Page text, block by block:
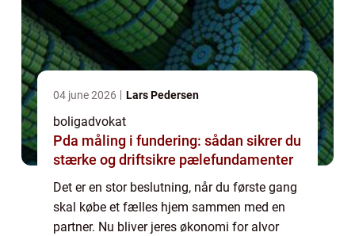
04 june 2026 Lars Pedersen
boligadvokat
Pda måling i fundering: sådan sikrer du
stærke og driftsikre pælefundamenter
Det er en stor beslutning, når du første gang
skal købe et fælles hjem sammen med en
partner. Nu bliver jeres økonomi for alvor